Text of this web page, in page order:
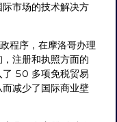
市场的技术解决方
程序，在摩洛哥办理
注册和执照方面的
了 50 多项免税贸易
减少了国际商业壁